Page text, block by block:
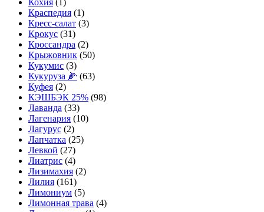
Кохия (1)
Краспедия (1)
Кресс-салат (3)
Крокус (31)
Кроссандра (2)
Крыжовник (50)
Кукумис (3)
Кукуруза 🌽 (63)
Куфея (2)
КЭШБЭК 25% (98)
Лаванда (33)
Лагенария (10)
Лагурус (2)
Лапчатка (25)
Левкой (27)
Лиатрис (4)
Лизимахия (2)
Лилия (161)
Лимониум (5)
Лимонная трава (4)